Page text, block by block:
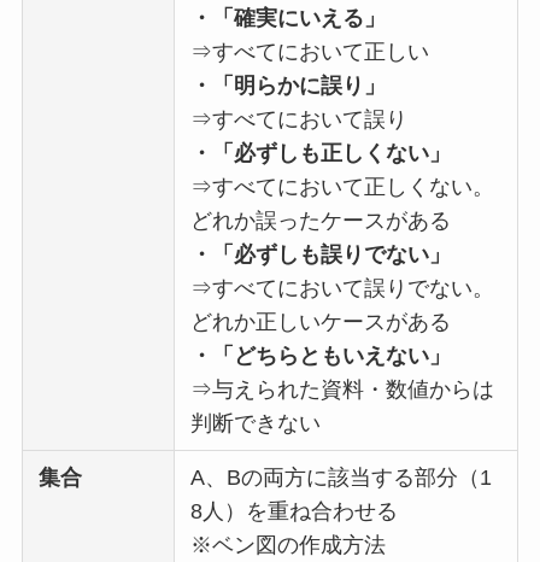
・「確実にいえる」
⇒すべてにおいて正しい
・「明らかに誤り」
⇒すべてにおいて誤り
・「必ずしも正しくない」
⇒すべてにおいて正しくない。
どれか誤ったケースがある
・「必ずしも誤りでない」
⇒すべてにおいて誤りでない。
どれか正しいケースがある
・「どちらともいえない」
⇒与えられた資料・数値からは
判断できない
集合
A、Bの両方に該当する部分（1
8人）を重ね合わせる
※ベン図の作成方法